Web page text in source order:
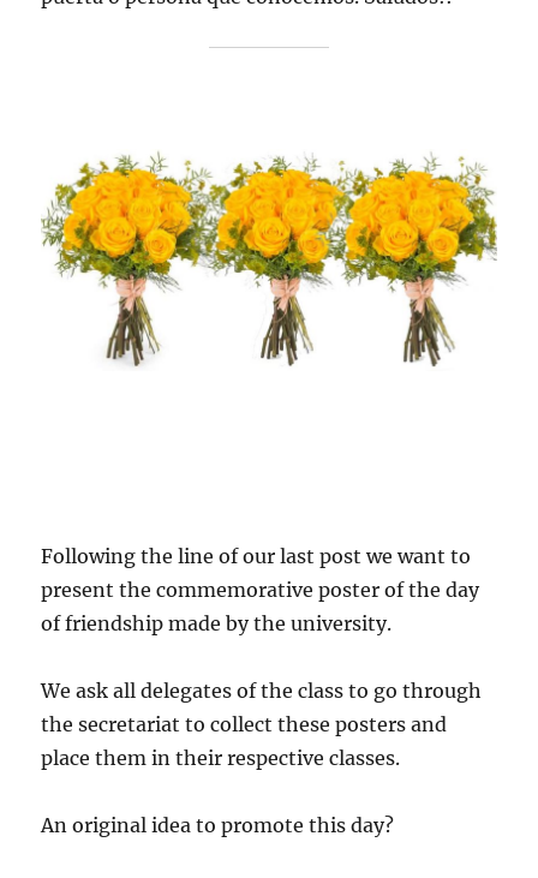
Following the line of our last post we want to
present the commemorative poster of the day
of friendship made by the university.
We ask all delegates of the class to go through
the secretariat to collect these posters and
place them in their respective classes.
An original idea to promote this day?